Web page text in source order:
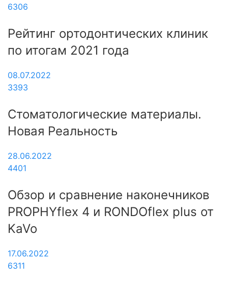
6306
Рейтинг ортодонтических клиник
по итогам 2021 года
08.07.2022
3393
Стоматологические материалы.
Новая Реальность
28.06.2022
4401
Обзор и сравнение наконечников
PROPHYflex 4 и RONDOflex plus от
KaVo
17.06.2022
6311